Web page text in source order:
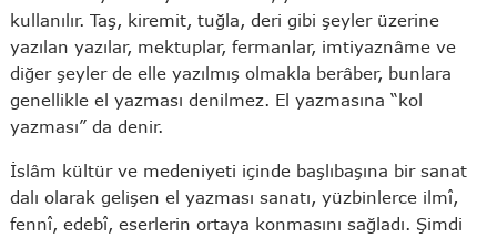
kullanılır. Taş, kiremit, tuğla, deri gibi şeyler üzerine
yazılan yazılar, mektuplar, fermanlar, imtiyaznâme ve
diğer şeyler de elle yazılmış olmakla berâber, bunlara
genellikle el yazması denilmez. El yazmasına “kol
yazması” da denir.
İslâm kültür ve medeniyeti içinde başlıbaşına bir sanat
dalı olarak gelişen el yazması sanatı, yüzbinlerce ilmî,
fennî, edebî, eserlerin ortaya konmasını sağladı. Şimdi